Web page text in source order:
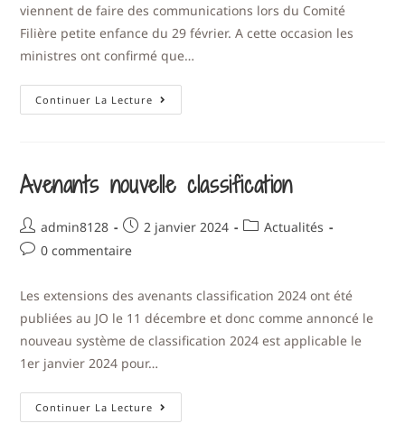
viennent de faire des communications lors du Comité
Filière petite enfance du 29 février. A cette occasion les
ministres ont confirmé que…
Continuer La Lecture
Avenants nouvelle classification
admin8128 2 janvier 2024
Actualités
0 commentaire
Les extensions des avenants classification 2024 ont été
publiées au JO le 11 décembre et donc comme annoncé le
nouveau système de classification 2024 est applicable le
1er janvier 2024 pour…
Continuer La Lecture